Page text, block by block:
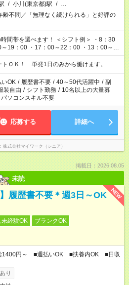
/ 小川(東京都)駅 / …
齢不問／「無理なく続けられる」と好評の
19：00 ・17：00～22：00 ・13：00～
6：00 など
トＯＫ！ 単発1日のみから働けます。
いOK / 履歴書不要 / 40～50代活躍中 / 副
装自由 / シフト勤務 / 10名以上の大量募
パソコンスキル不要
応募する 詳細へ
株式会社マイワーク（シニア）
掲載日：2026.08.05
未読
NEW
履歴書不要＊週3日～OK
未経験OK
ブランクOK
1400円～ ■週払いOK ■扶養内OK ■日収
り